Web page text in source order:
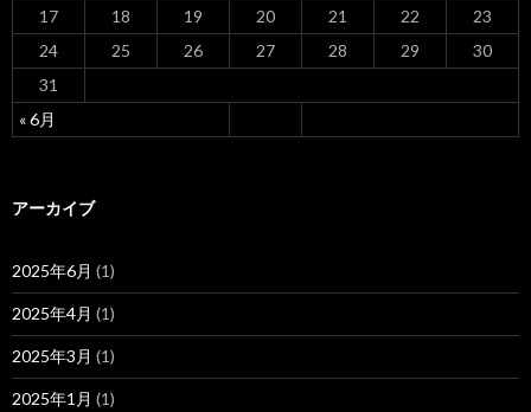
« 6月
17
18 19 20 21 22
23
24
25 26 27 28 29
30
31
アーカイブ
2025年6月 (1)
2025年4月 (1)
2025年3月 (1)
2025年1月 (1)